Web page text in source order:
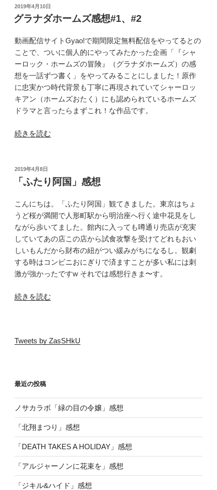
阿
国」
想
そ
の
2”
の
投
稿
日:
2019年4月10日
グラナダホームズ感想#1、#2
動画配信サイトGyao!で期間限定無料配信をやってるとの
ことで、ついに個人的にやってみたかった企画「『シャ
ーロック・ホームズの冒険』（グラナダホームズ）の感
想を一話ずつ書く」をやってみることにしました！原作
に忠実かつ時代背景も丁寧に再現されていてシャーロッ
キアン（ホームズおたく）にも認められているホームズ
ドラマと言ったらまずこれ！な作品です。
“グ
ダ
ホ
ム
ズ
感
想
#1、
#2”
の
続きを読む
投
2019年4月8日
「ふたり阿国」感想
こんにちは。「ふたり阿国」観てきました。東京はちょ
うど桜が満開で人形町駅から明治座へ行く途中花見をし
ながら歩いてました。館内に入っても噂通り売店が充実
していてあの店この店から試食攻撃を受けてどれもおい
しいもんだから財布の紐がつい緩みがちになるし。観劇
する時はコンビニおにぎりで済ますことが多い私には刺
激が強かったですw それでは感想行きま〜す。
“「ふ
国」
続きを読む
Tweets by ZasSHkU
最近の投稿
ノサカラボ「緑の目の令嬢」感想
「北翔まつり」感想
「DEATH TAKES A HOLIDAY」感想
「アルジャーノンに花束を」感想
「ジキル&ハイド」感想